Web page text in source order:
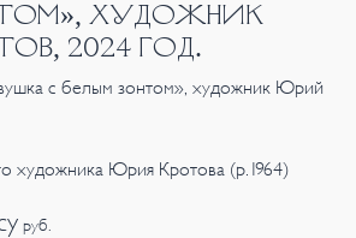
ХУДОЖНИК
2024 ГОД.
с белым зонтом», художник Юрий
художника Юрия Кротова (р.1964)
руб.